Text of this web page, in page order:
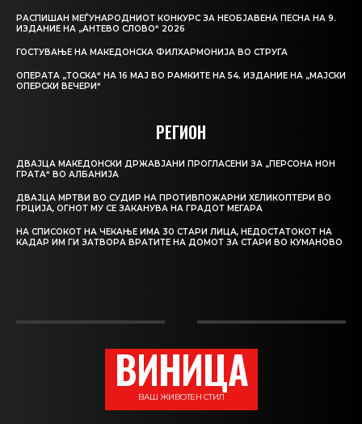
РАСПИШАН МЕЃУНАРОДНИОТ КОНКУРС ЗА НЕОБЈАВЕНА ПЕСНА НА 9.
ИЗДАНИЕ НА „АНТЕВО СЛОВО“ 2026
ГОСТУВАЊЕ НА МАКЕДОНСКА ФИЛХАРМОНИЈА ВО СТРУГА
ОПЕРАТА „ТОСКА“ НА 16 МАЈ ВО РАМКИТЕ НА 54. ИЗДАНИЕ НА „МАЈСКИ
ОПЕРСКИ ВЕЧЕРИ“
РЕГИОН
ДВАЈЦА МАКЕДОНСКИ ДРЖАВЈАНИ ПРОГЛАСЕНИ ЗА „ПЕРСОНА НОН
ГРАТА“ ВО АЛБАНИЈА
ДВАЈЦА МРТВИ ВО СУДИР НА ПРОТИВПОЖАРНИ ХЕЛИКОПТЕРИ ВО
ГРЦИЈА, ОГНОТ МУ СЕ ЗАКАНУВА НА ГРАДОТ МЕГАРА
НА СПИСОКОТ НА ЧЕКАЊЕ ИМА 30 СТАРИ ЛИЦА, НЕДОСТАТОКОТ НА
КАДАР ИМ ГИ ЗАТВОРА ВРАТИТЕ НА ДОМОТ ЗА СТАРИ ВО КУМАНОВО
ВИНИЦА
ВАШ ЖИВОТЕН СТИЛ